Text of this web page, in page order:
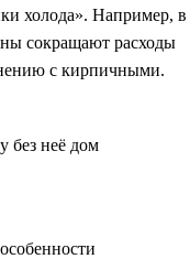
холода». Например, в
сокращают расходы
с кирпичными.
без неё дом